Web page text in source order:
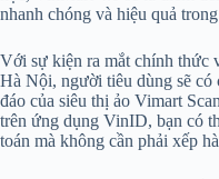
nhanh chóng và hiệu quả
Với sự kiện ra mắt chính thức
Hà Nội, người tiêu dùng sẽ
đáo của siêu thị ảo Vimart
trên ứng dụng VinID, bạn có
toán mà không cần phải xếp